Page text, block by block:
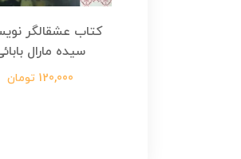
کتاب عشقالگر
سیده مارال
120,000 تومان